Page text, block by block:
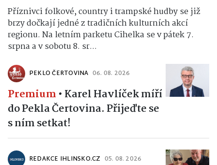
Příznivci folkové, country i trampské hudby se již
brzy dočkají jedné z tradičních kulturních akcí
regionu. Na letním parketu Cihelka se v pátek 7.
srpna a v sobotu 8. sr...
PEKLO ČERTOVINA 06. 08. 2026
Premium • Karel Havlíček míří
do Pekla Čertovina. Přijeďte se
s ním setkat!
REDAKCE IHLINSKO.CZ 05. 08. 2026